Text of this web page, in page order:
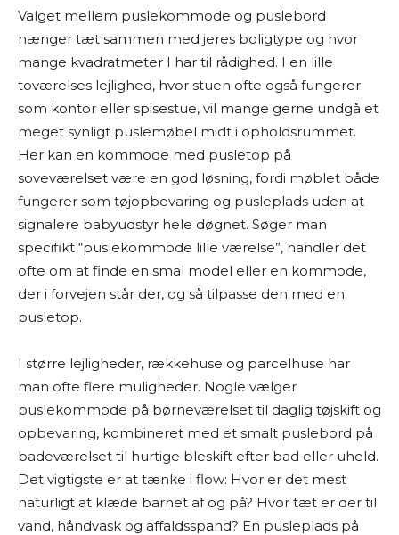
Valget mellem puslekommode og puslebord
hænger tæt sammen med jeres boligtype og hvor
mange kvadratmeter I har til rådighed. I en lille
toværelses lejlighed, hvor stuen ofte også fungerer
som kontor eller spisestue, vil mange gerne undgå et
meget synligt puslemøbel midt i opholdsrummet.
Her kan en kommode med pusletop på
soveværelset være en god løsning, fordi møblet både
fungerer som tøjopbevaring og pusleplads uden at
signalere babyudstyr hele døgnet. Søger man
specifikt “puslekommode lille værelse”, handler det
ofte om at finde en smal model eller en kommode,
der i forvejen står der, og så tilpasse den med en
pusletop.
I større lejligheder, rækkehuse og parcelhuse har
man ofte flere muligheder. Nogle vælger
puslekommode på børneværelset til daglig tøjskift og
opbevaring, kombineret med et smalt puslebord på
badeværelset til hurtige bleskift efter bad eller uheld.
Det vigtigste er at tænke i flow: Hvor er det mest
naturligt at klæde barnet af og på? Hvor tæt er der til
vand, håndvask og affaldsspand? En pusleplads på